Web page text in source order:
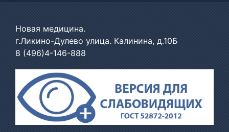
Новая медицина.
г.Ликино-Дулево улица. Калинина, д.10Б
8 (496)4-146-888